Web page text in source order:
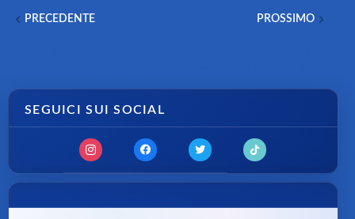
PRECEDENTE PROSSIMO
SEGUICI SUI SOCIAL